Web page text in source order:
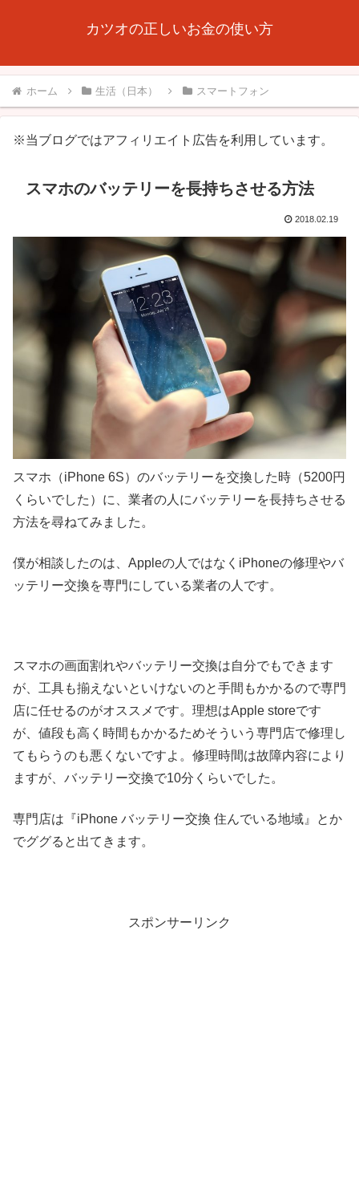
カツオの正しいお金の使い方
ホーム 生活（日本） スマートフォン
※当ブログではアフィリエイト広告を利用しています。
スマホのバッテリーを長持ちさせる方法
2018.02.19
スマホ（iPhone 6S）のバッテリーを交換した時（5200円
くらいでした）に、業者の人にバッテリーを長持ちさせる
方法を尋ねてみました。
僕が相談したのは、Appleの人ではなくiPhoneの修理やバ
ッテリー交換を専門にしている業者の人です。
スマホの画面割れやバッテリー交換は自分でもできます
が、工具も揃えないといけないのと手間もかかるので専門
店に任せるのがオススメです。理想はApple storeです
が、値段も高く時間もかかるためそういう専門店で修理し
てもらうのも悪くないですよ。修理時間は故障内容により
ますが、バッテリー交換で10分くらいでした。
専門店は『iPhone バッテリー交換 住んでいる地域』とか
でググると出てきます。
スポンサーリンク